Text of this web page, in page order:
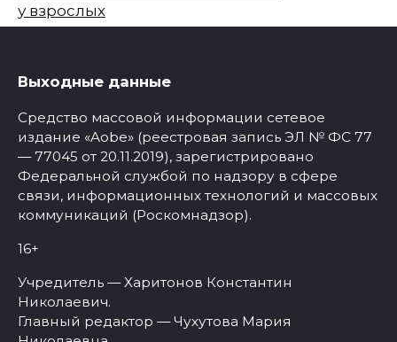
у взрослых
Выходные данные
Средство массовой информации сетевое
издание «Aobe» (реестровая запись ЭЛ № ФС 77
— 77045 от 20.11.2019), зарегистрировано
Федеральной службой по надзору в сфере
связи, информационных технологий и массовых
коммуникаций (Роскомнадзор).
16+
Учредитель — Харитонов Константин
Николаевич.
Главный редактор — Чухутова Мария